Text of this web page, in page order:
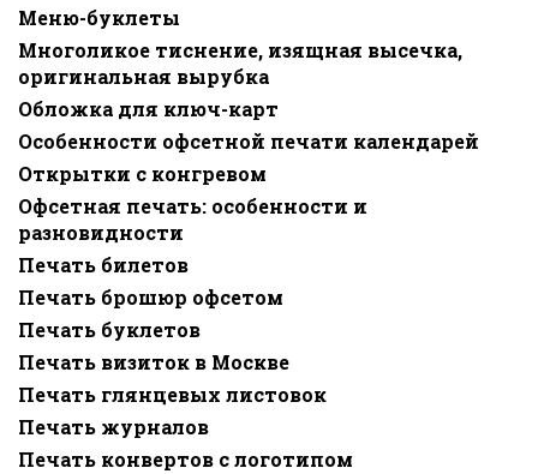
Меню-буклеты
Многоликое тиснение, изящная высечка,
оригинальная вырубка
Обложка для ключ-карт
Особенности офсетной печати календарей
Открытки с конгревом
Офсетная печать: особенности и
разновидности
Печать билетов
Печать брошюр офсетом
Печать буклетов
Печать визиток в Москве
Печать глянцевых листовок
Печать журналов
Печать конвертов с логотипом